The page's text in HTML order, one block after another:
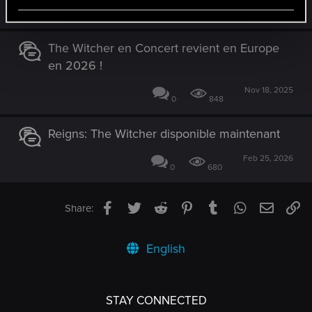
0 896
The Witcher en Concert revient en Europe
en 2026 !
0 848
Nov 18, 2025
Reigns: The Witcher disponible maintenant
0 680
Feb 25, 2026
Share: Facebook
TwitterReddit PinterestTumblrWhatsApp
Email
English
STAY CONNECTED